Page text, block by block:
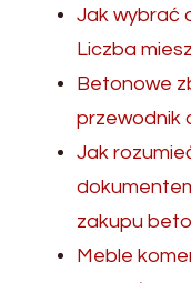
Jak wybrać
Liczba
Betonowe
przewodnik
Jak
zakupu
Meble